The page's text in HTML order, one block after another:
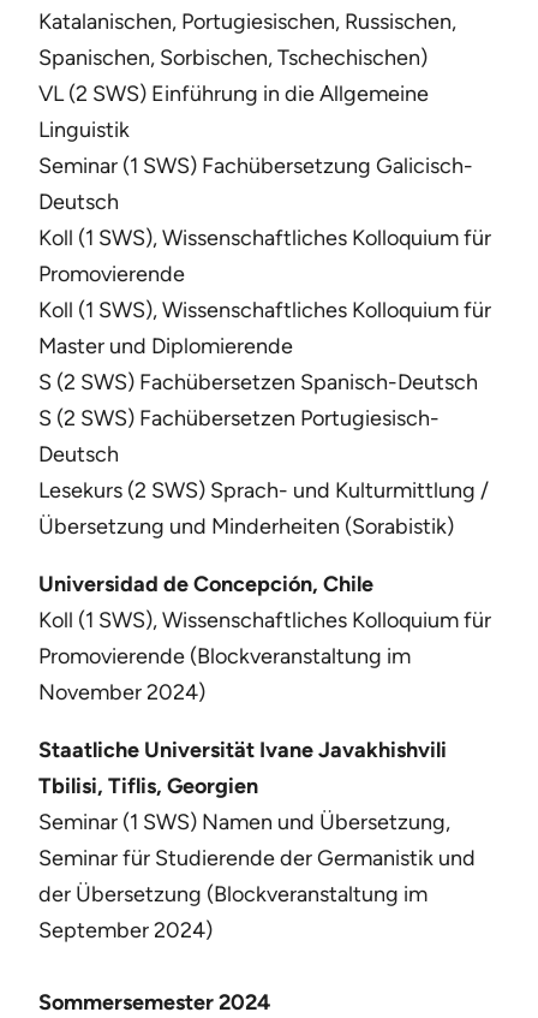
Katalanischen, Portugiesischen, Russischen,
Spanischen, Sorbischen, Tschechischen)
VL (2 SWS) Einführung in die Allgemeine
Linguistik
Seminar (1 SWS) Fachübersetzung Galicisch-
Deutsch
Koll (1 SWS), Wissenschaftliches Kolloquium für
Promovierende
Koll (1 SWS), Wissenschaftliches Kolloquium für
Master und Diplomierende
S (2 SWS) Fachübersetzen Spanisch-Deutsch
S (2 SWS) Fachübersetzen Portugiesisch-
Deutsch
Lesekurs (2 SWS) Sprach- und Kulturmittlung /
Übersetzung und Minderheiten (Sorabistik)
Universidad de Concepción, Chile
Koll (1 SWS), Wissenschaftliches Kolloquium für
Promovierende (Blockveranstaltung im
November 2024)
Staatliche Universität Ivane Javakhishvili
Tbilisi, Tiflis, Georgien
Seminar (1 SWS) Namen und Übersetzung,
Seminar für Studierende der Germanistik und
der Übersetzung (Blockveranstaltung im
September 2024)
Sommersemester 2024